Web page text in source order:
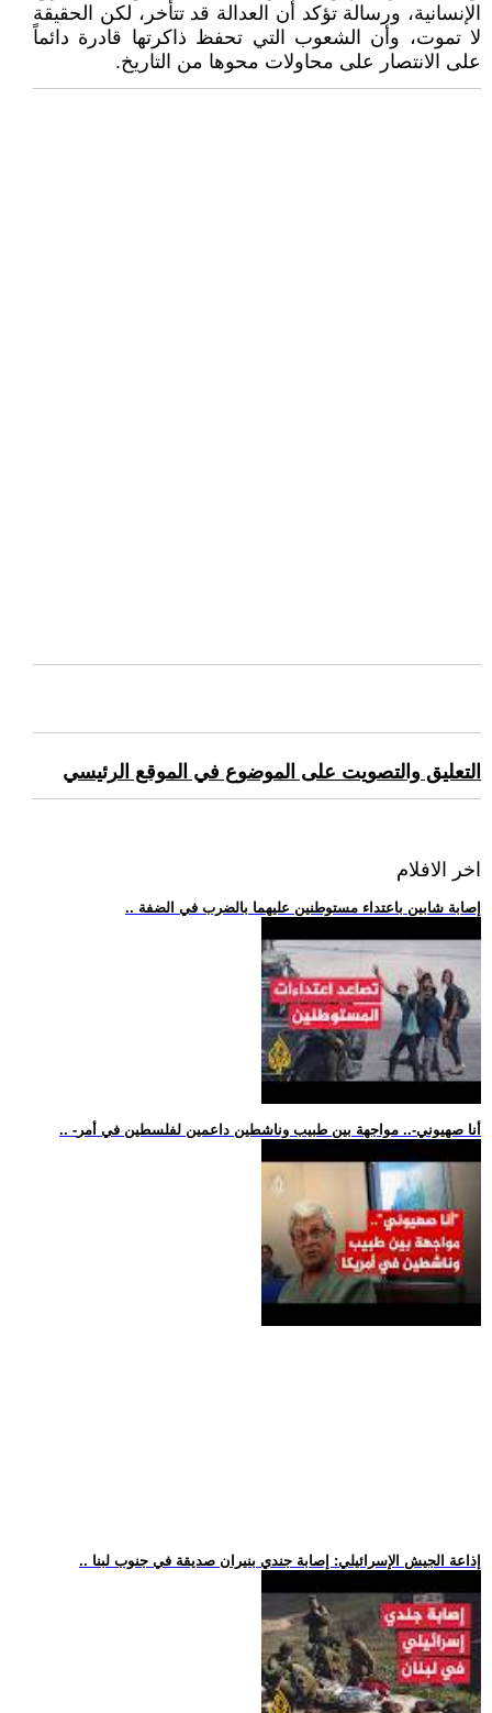
الإنسانية، ورسالة تؤكد أن العدالة قد تتأخر، لكن الحقيقة
لا تموت، وأن الشعوب التي تحفظ ذاكرتها قادرة دائماً
على الانتصار على محاولات محوها من التاريخ.
التعليق والتصويت على الموضوع في الموقع الرئيسي
اخر الافلام
.. إصابة شابين باعتداء مستوطنين عليهما بالضرب في الضفة
.. -أنا صهيوني-.. مواجهة بين طبيب وناشطين داعمين لفلسطين في أمر
.. إذاعة الجيش الإسرائيلي: إصابة جندي بنيران صديقة في جنوب لبنا